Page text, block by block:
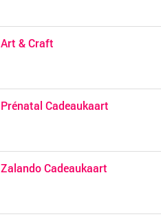
Art & Craft
Prénatal Cadeaukaart
Zalando Cadeaukaart